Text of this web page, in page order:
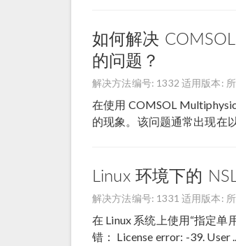
如何解决
的问题？
解决方法编号: 1332 适用版本:
在使用 COMSOL
的现象。该问题通常出现在
Linux 环境下的
解决方法编号: 1331 适用版本:
在 Linux 系统上使用“指定单
错： License error: -39. User